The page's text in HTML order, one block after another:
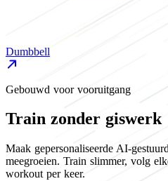
Dumbbell
Gebouwd voor vooruitgang
Train zonder giswerk
Maak gepersonaliseerde AI-
meegroeien. Train slimmer, volg
workout per keer.